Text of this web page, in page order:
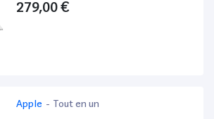
279,00 €
Apple - Tout en un